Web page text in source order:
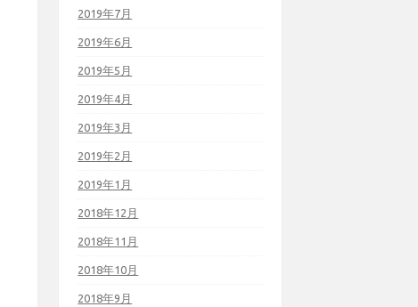
2019年7月
2019年6月
2019年5月
2019年4月
2019年3月
2019年2月
2019年1月
2018年12月
2018年11月
2018年10月
2018年9月